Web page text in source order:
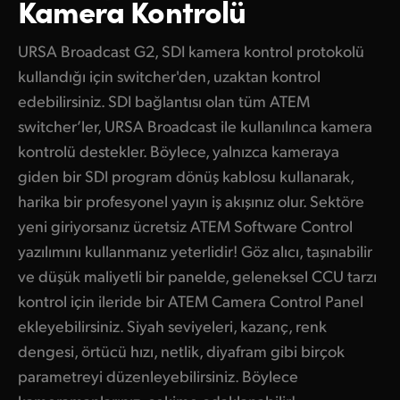
Fiber Çeviriciler
Aksesuarlar
Teknik
Finland
France
Germany
Hong Kong SAR, China
India
Italy
Japan
Korea
Mexico
Malaysia
Kamera Kontrolü
URSA Broadcast G2, SDI kamera kontrol protokolü
kullandığı için switcher'den, uzaktan kontrol
edebilirsiniz. SDI bağlantısı olan tüm ATEM
switcher’ler, URSA Broadcast ile kullanılınca kamera
kontrolü destekler. Böylece, yalnızca kameraya
giden bir SDI program dönüş kablosu kullanarak,
harika bir profesyonel yayın iş akışınız olur. Sektöre
yeni giriyorsanız ücretsiz ATEM Software Control
yazılımını kullanmanız yeterlidir! Göz alıcı, taşınabilir
ve düşük maliyetli bir panelde, geleneksel CCU tarzı
kontrol için ileride bir ATEM Camera Control Panel
ekleyebilirsiniz. Siyah seviyeleri, kazanç, renk
dengesi, örtücü hızı, netlik, diyafram gibi birçok
parametreyi düzenleyebilirsiniz. Böylece